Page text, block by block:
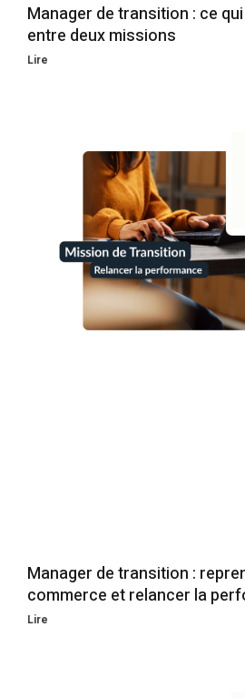
Manager de transition : ce
entre deux missions
Lire
Manager de transition :
commerce et relancer la
Lire